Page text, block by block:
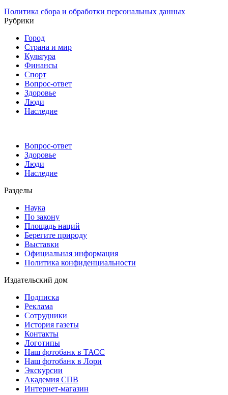
Политика сбора и обработки персональных данных
Рубрики
Город
Страна и мир
Культура
Финансы
Спорт
Вопрос-ответ
Здоровье
Люди
Наследие
Вопрос-ответ
Здоровье
Люди
Наследие
Разделы
Наука
По закону
Площадь наций
Берегите природу
Выставки
Официальная информация
Политика конфиденциальности
Издательский дом
Подписка
Реклама
Сотрудники
История газеты
Контакты
Логотипы
Наш фотобанк в ТАСС
Наш фотобанк в Лори
Экскурсии
Академия СПВ
Интернет-магазин